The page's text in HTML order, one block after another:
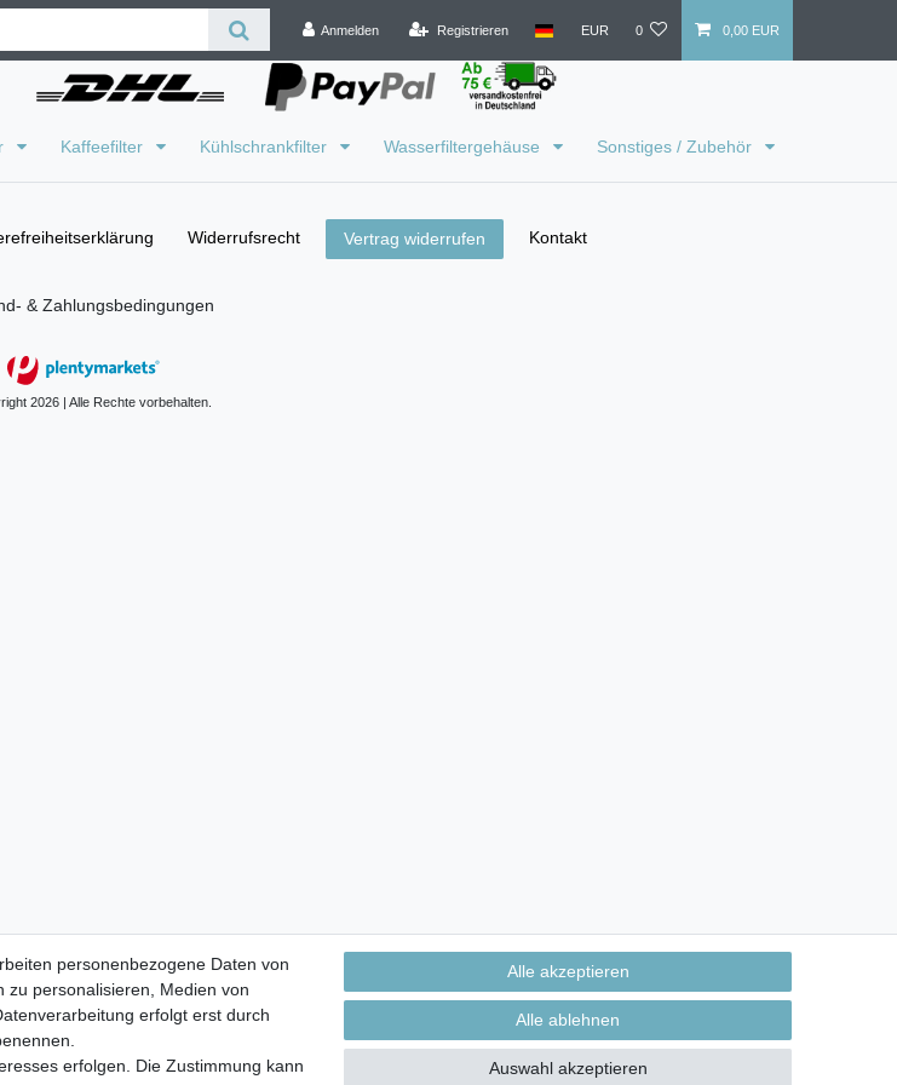
Anmelden Registrieren EUR 0 0,00 EUR
Kaffeefilter Kühlschrankfilter Wasserfiltergehäuse Sonstiges / Zubehör
Widerrufs­recht Vertrag widerrufen Kontakt
& Zahlungsbedingungen
2026 | Alle Rechte vorbehalten.
personenbezogene Daten von
zu personalisieren, Medien von
erfolgt erst durch
erfolgen. Die Zustimmung kann
Alle akzeptieren
Alle ablehnen
Auswahl akzeptieren